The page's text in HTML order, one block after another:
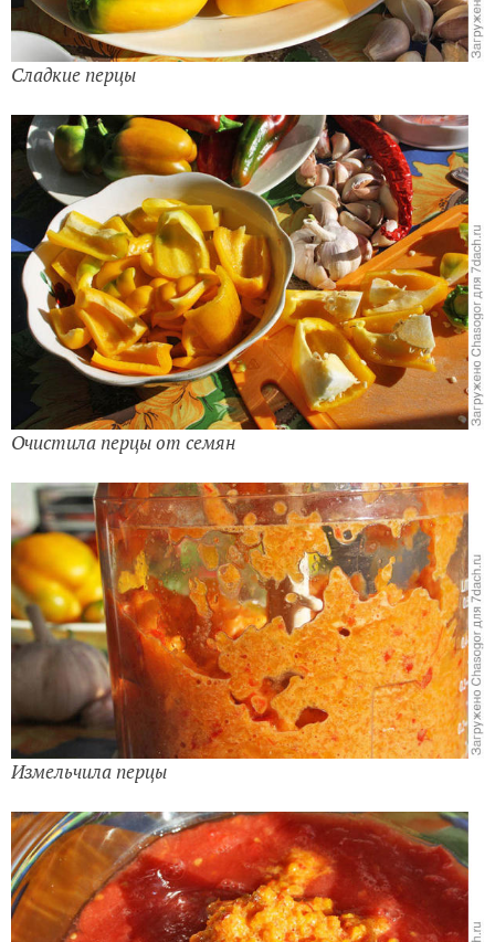
Сладкие перцы
Очистила перцы от семян
Измельчила перцы